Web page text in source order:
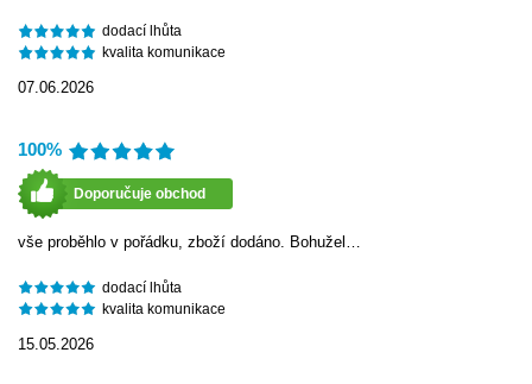
dodací lhůta
kvalita komunikace
07.06.2026
100%
Doporučuje obchod
vše proběhlo v pořádku, zboží dodáno. Bohužel…
dodací lhůta
kvalita komunikace
15.05.2026